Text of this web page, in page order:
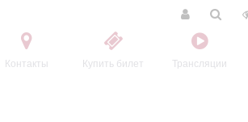
Контакты Купить билет Трансляции